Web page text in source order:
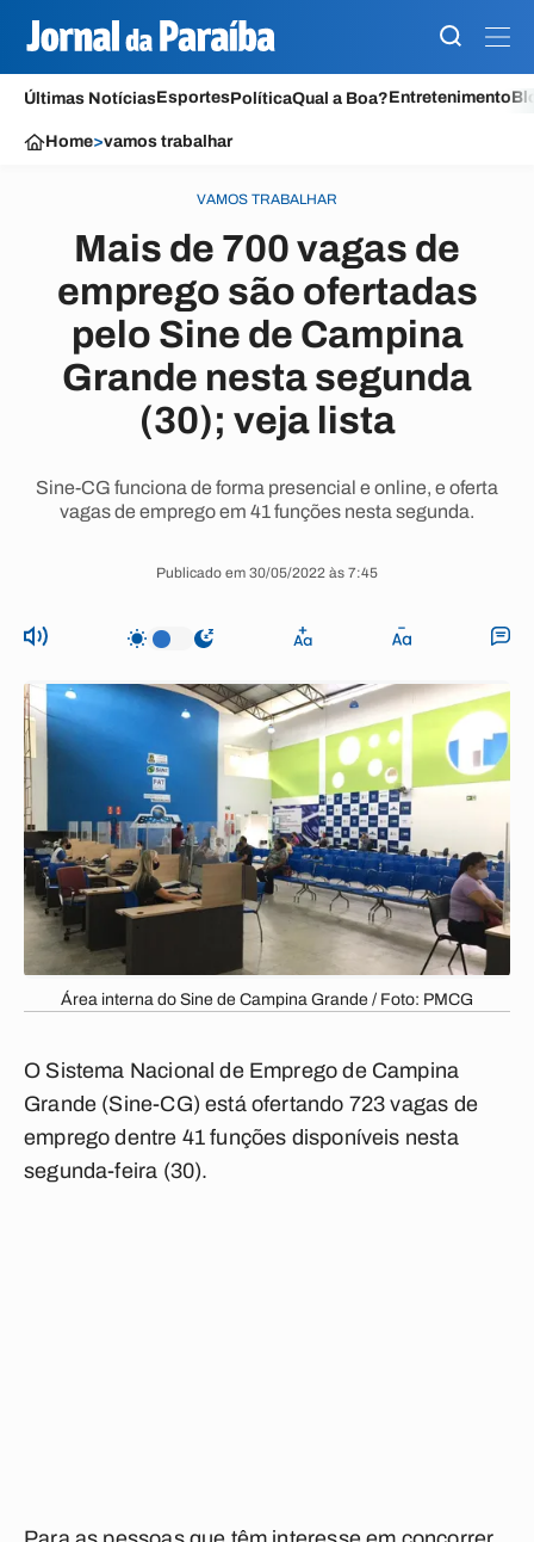
Últimas NotíciasEsportesPolíticaQual a Boa?Entretenimento
Home>vamos trabalhar
VAMOS TRABALHAR
Mais de 700 vagas de
emprego são ofertadas
pelo Sine de Campina
Grande nesta segunda
(30); veja lista
Sine-CG funciona de forma presencial e online, e oferta
vagas de emprego em 41 funções nesta segunda.
Publicado em 30/05/2022 às 7:45
Área interna do Sine de Campina Grande / Foto: PMCG
O Sistema Nacional de Emprego de Campina
Grande (Sine-CG) está ofertando 723 vagas de
emprego dentre 41 funções disponíveis nesta
segunda-feira (30).